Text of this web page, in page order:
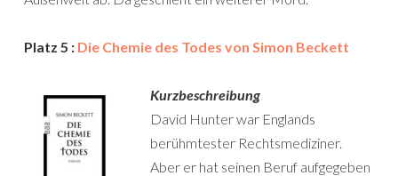
Platz 5 : Die Chemie des Todes von Simon Beckett
Kurzbeschreibung
David Hunter war Englands
berühmtester Rechtsmediziner.
Aber er hat seinen Beruf aufgegeben